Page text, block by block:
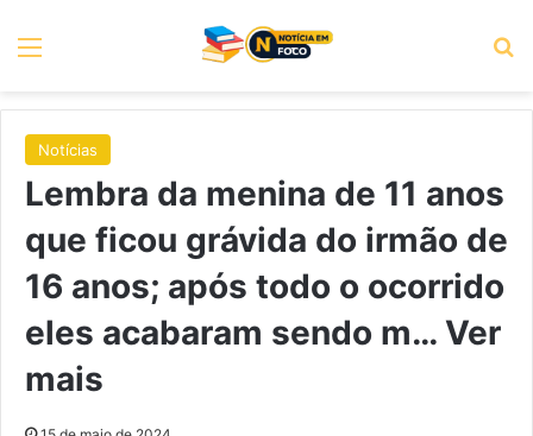
Menu
Notícias
Lembra da menina de 11 anos
que ficou grávida do irmão de
16 anos; após todo o ocorrido
eles acabaram sendo m… Ver
mais